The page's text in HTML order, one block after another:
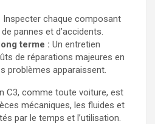
Inspecter chaque composant
pannes et d’accidents.
terme : Un entretien
de réparations majeures en
problèmes apparaissent.
C3, comme toute voiture, est
mécaniques, les fluides et
par le temps et l’utilisation.